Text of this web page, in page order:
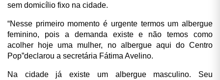
sem domicílio fixo na cidade.
“Nesse primeiro momento é urgente termos um albergue
feminino, pois a demanda existe e não temos como
acolher hoje uma mulher, no albergue aqui do Centro
Pop”declarou a secretária Fátima Avelino.
Na cidade já existe um albergue masculino. Seu